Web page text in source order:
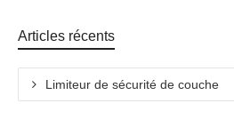
Articles récents
Limiteur de sécurité de couche